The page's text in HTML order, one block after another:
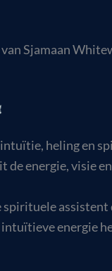
Sjamaan
heling en
energie, visie
energie